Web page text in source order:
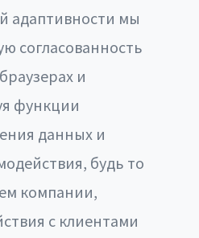
адаптивности мы
согласованность
и
функции
данных и
будь то
компании,
с клиентами